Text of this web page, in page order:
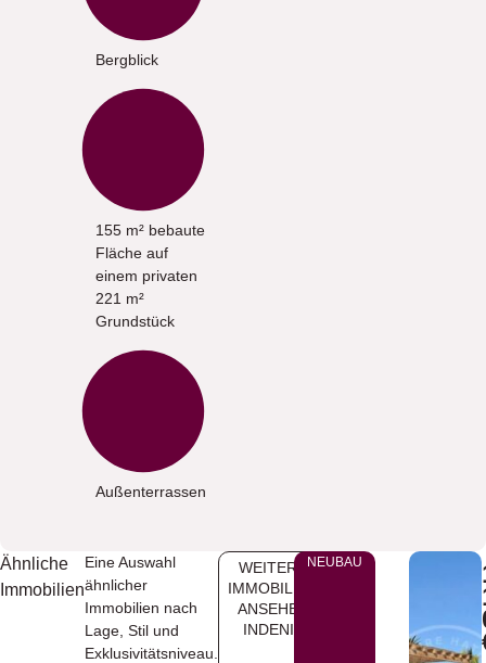
Bergblick
155 m² bebaute
Fläche auf
einem privaten
221 m²
Grundstück
Außenterrassen
Ähnliche
Immobilien
Eine Auswahl
ähnlicher
Immobilien nach
Lage, Stil und
Exklusivitätsniveau.
WEITERE
IMMOBILIEN
ANSEHEN
INDENIA
NEUBAU